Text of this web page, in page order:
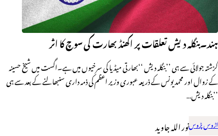
ہند۔بنگلہ دیش تعلقات پر اکھنڈ بھارت کی سوچ کا اثر
گزشتہ جولائی سے ہی ’’بنگلہ دیش ‘‘بھارتی میڈیا کی سرخیوں میں ہے۔اگست میں شیخ حسینہ
کے زوال اور محمد یونس کے ذریعہ عبوری وزیر اعظم کی ذمہ داری سنبھالنے کے بعد سے ہی
’’بنگلہ دیش…
اڑوس پڑوسنور اللہ جاوید